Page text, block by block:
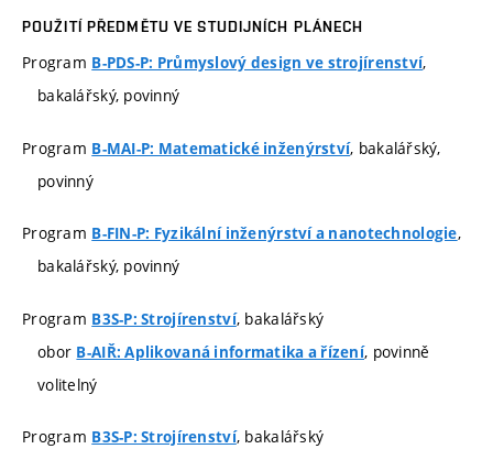
POUŽITÍ PŘEDMĚTU VE STUDIJNÍCH PLÁNECH
Program B-PDS-P: Průmyslový design ve strojírenství,
bakalářský, povinný
Program B-MAI-P: Matematické inženýrství, bakalářský,
povinný
Program B-FIN-P: Fyzikální inženýrství a nanotechnologie,
bakalářský, povinný
Program B3S-P: Strojírenství, bakalářský
obor B-AIŘ: Aplikovaná informatika a řízení, povinně
volitelný
Program B3S-P: Strojírenství, bakalářský